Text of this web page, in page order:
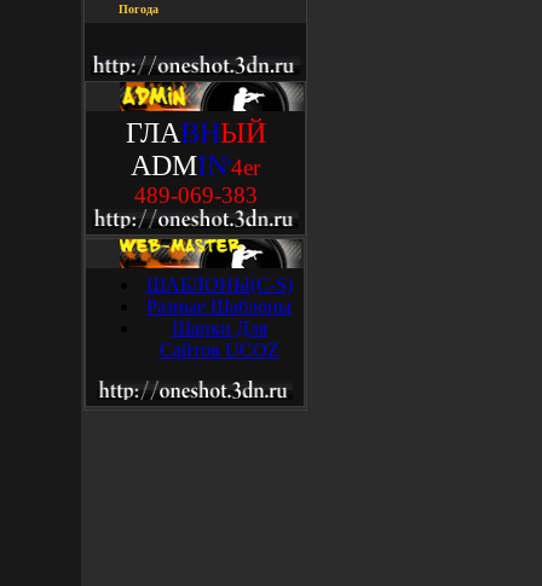
Погода
ГЛАВНЫЙ
ADMIN'4er
489-069-383
ШАБЛОНЫ(C-S)
Разные Шаблоны
Шапки Для
Сайтов UCOZ